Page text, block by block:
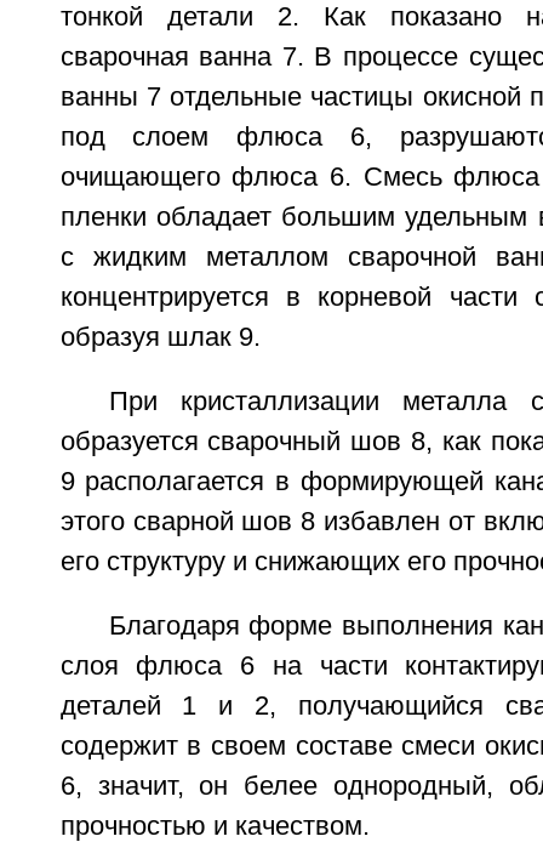
тонкой детали 2. Как показано
сварочная ванна 7. В процессе
ванны 7 отдельные частицы окисной
под слоем флюса 6,
очищающего флюса 6. Смесь флюса
пленки обладает большим удельным
с жидким металлом сварочной
концентрируется в корневой
образуя шлак 9.
При кристаллизации металла
образуется сварочный шов 8, как
9 располагается в формирующей
этого сварной шов 8 избавлен от
его структуру и снижающих его
Благодаря форме выполнения
слоя флюса 6 на части
деталей 1 и 2, получающийся
содержит в своем составе смеси
6, значит, он белее однородный,
прочностью и качеством.